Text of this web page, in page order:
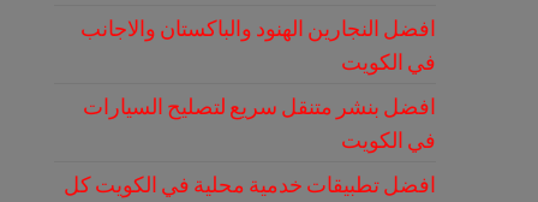
افضل النجارين الهنود والباكستان والاجانب
في الكويت
افضل بنشر متنقل سريع لتصليح السيارات
في الكويت
افضل تطبيقات خدمية محلية في الكويت كل